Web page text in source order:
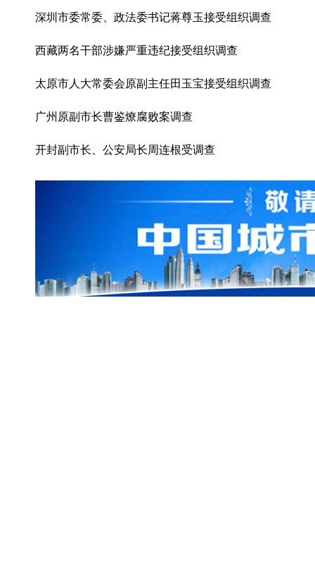
深圳市委常委、政法委书记蒋尊玉接受组织调查
西藏两名干部涉嫌严重违纪接受组织调查
太原市人大常委会原副主任田玉宝接受组织调查
广州原副市长曹鉴燎腐败案调查
开封副市长、公安局长周连根受调查